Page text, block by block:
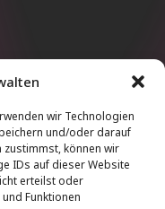
wir Technologien
und/oder darauf
zustimmst, können wir
IDs auf dieser Website
erteilst oder
Funktionen